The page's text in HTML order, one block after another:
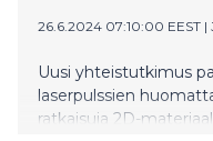
26.6.2024 07:10:00 EEST |
Uusi yhteistutkimus
laserpulssien
ratkaisuja 2D-